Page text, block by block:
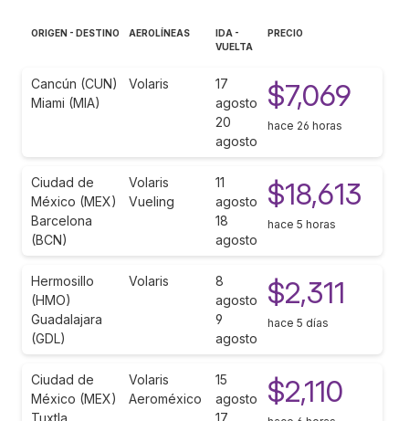
ORIGEN - DESTINO AEROLÍNEAS
IDA -
VUELTA
PRECIO
Cancún (CUN)
Miami (MIA)
Volaris
17
agosto
20
agosto
$7,069
hace 26 horas
Ciudad de
México (MEX)
Barcelona
(BCN)
Volaris
Vueling
11
agosto
18
agosto
$18,613
hace 5 horas
Hermosillo
(HMO)
Guadalajara
(GDL)
Volaris
8
agosto
9
agosto
$2,311
hace 5 días
Ciudad de
México (MEX)
Tuxtla
Volaris
Aeroméxico
15
agosto
17
$2,110